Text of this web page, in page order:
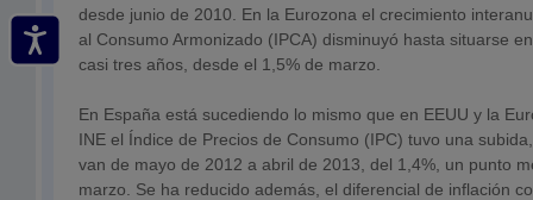
desde junio de 2010. En la Eurozona el crecimiento
al Consumo Armonizado (IPCA) disminuyó hasta situarse
casi tres años, desde el 1,5% de marzo.
En España está sucediendo lo mismo que en EEUU y la
INE el Índice de Precios de Consumo (IPC) tuvo una
van de mayo de 2012 a abril de 2013, del 1,4%, un punto
marzo. Se ha reducido además, el diferencial de inflación